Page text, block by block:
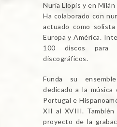
Nuria Llopis y en
Ha colaborado con
actuado como
Europa y América.
100 discos para
discográficos.
Funda su
dedicado a la música
Portugal e
XII al XVIII.
proyecto de la